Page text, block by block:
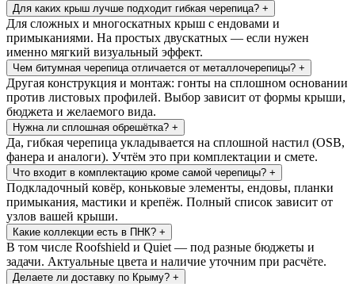
Для каких крыш лучше подходит гибкая черепица? +
Для сложных и многоскатных крыш с ендовами и
примыканиями. На простых двускатных — если нужен
именно мягкий визуальный эффект.
Чем битумная черепица отличается от металлочерепицы? +
Другая конструкция и монтаж: гонты на сплошном основании
против листовых профилей. Выбор зависит от формы крыши,
бюджета и желаемого вида.
Нужна ли сплошная обрешётка? +
Да, гибкая черепица укладывается на сплошной настил (OSB,
фанера и аналоги). Учтём это при комплектации и смете.
Что входит в комплектацию кроме самой черепицы? +
Подкладочный ковёр, коньковые элементы, ендовы, планки
примыкания, мастики и крепёж. Полный список зависит от
узлов вашей крыши.
Какие коллекции есть в ПНК? +
В том числе Roofshield и Quiet — под разные бюджеты и
задачи. Актуальные цвета и наличие уточним при расчёте.
Делаете ли доставку по Крыму? +